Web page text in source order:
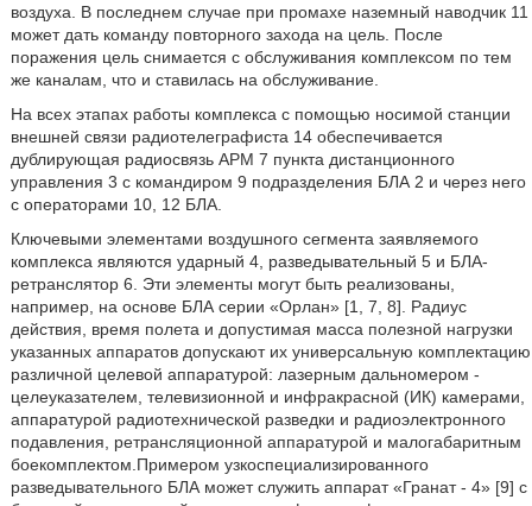
воздуха. В последнем случае при промахе наземный наводчик 11
может дать команду повторного захода на цель. После
поражения цель снимается с обслуживания комплексом по тем
же каналам, что и ставилась на обслуживание.
На всех этапах работы комплекса с помощью носимой станции
внешней связи радиотелеграфиста 14 обеспечивается
дублирующая радиосвязь АРМ 7 пункта дистанционного
управления 3 с командиром 9 подразделения БЛА 2 и через него
с операторами 10, 12 БЛА.
Ключевыми элементами воздушного сегмента заявляемого
комплекса являются ударный 4, разведывательный 5 и БЛА-
ретранслятор 6. Эти элементы могут быть реализованы,
например, на основе БЛА серии «Орлан» [1, 7, 8]. Радиус
действия, время полета и допустимая масса полезной нагрузки
указанных аппаратов допускают их универсальную комплектацию
различной целевой аппаратурой: лазерным дальномером -
целеуказателем, телевизионной и инфракрасной (ИК) камерами,
аппаратурой радиотехнической разведки и радиоэлектронного
подавления, ретрансляционной аппаратурой и малогабаритным
боекомплектом.Примером узкоспециализированного
разведывательного БЛА может служить аппарат «Гранат - 4» [9] с